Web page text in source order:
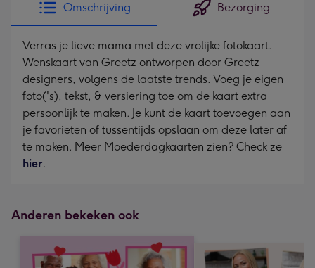
Omschrijving Bezorging
Verras je lieve mama met deze vrolijke fotokaart.
Wenskaart van Greetz ontworpen door Greetz
designers, volgens de laatste trends. Voeg je eigen
foto('s), tekst, & versiering toe om de kaart extra
persoonlijk te maken. Je kunt de kaart toevoegen aan
je favorieten of tussentijds opslaan om deze later af
te maken. Meer Moederdagkaarten zien? Check ze
hier.
Anderen bekeken ook